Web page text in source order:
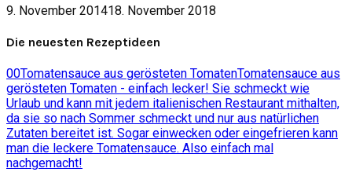
9. November 201418. November 2018
Die neuesten Rezeptideen
00Tomatensauce aus gerösteten TomatenTomatensauce aus
gerösteten Tomaten - einfach lecker! Sie schmeckt wie
Urlaub und kann mit jedem italienischen Restaurant mithalten,
da sie so nach Sommer schmeckt und nur aus natürlichen
Zutaten bereitet ist. Sogar einwecken oder eingefrieren kann
man die leckere Tomatensauce. Also einfach mal
nachgemacht!